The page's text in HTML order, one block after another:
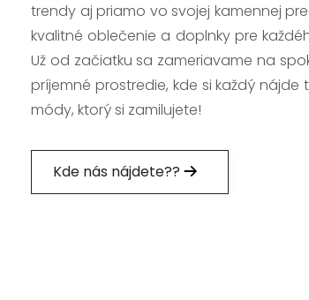
trendy aj priamo vo svojej kamennej
kvalitné oblečenie a doplnky pre
Už od začiatku sa zameriavame na
príjemné prostredie, kde si každý
módy, ktorý si zamilujete!
Kde nás nájdete??